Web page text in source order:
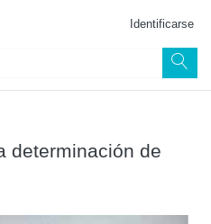
Identificarse
determinación de